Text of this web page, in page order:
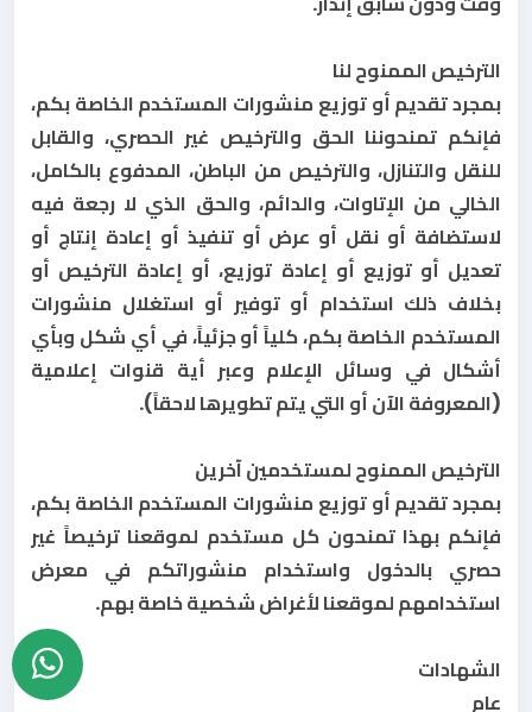
الترخيص الممنوح لنا
بمجرد تقديم أو توزيع منشورات المستخدم الخاصة بكم،
فإنكم تمنحوننا الحق والترخيص غير الحصري، والقابل
للنقل والتنازل، والترخيص من الباطن، المدفوع بالكامل،
الخالي من الإتاوات، والدائم، والحق الذي لا رجعة فيه
لاستضافة أو نقل أو عرض أو تنفيذ أو إعادة إنتاج أو
تعديل أو توزيع أو إعادة توزيع، أو إعادة الترخيص أو
بخلاف ذلك استخدام أو توفير أو استغلال منشورات
المستخدم الخاصة بكم، كلياً أو جزئياً، في أي شكل وبأي
أشكال في وسائل الإعلام وعبر أية قنوات إعلامية
(المعروفة الآن أو التي يتم تطويرها لاحقاً).
الترخيص الممنوح لمستخدمين آخرين
بمجرد تقديم أو توزيع منشورات المستخدم الخاصة بكم،
فإنكم بهذا تمنحون كل مستخدم لموقعنا ترخيصاً غير
حصري بالدخول واستخدام منشوراتكم في معرض
استخدامهم لموقعنا لأغراض شخصية خاصة بهم.
الشهادات
عام